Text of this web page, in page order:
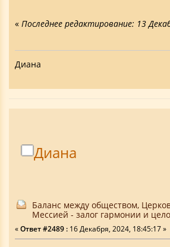
« Последнее редактирование: 13
Диана
Диана
Баланс между обществом,
Мессией - залог гармонии и
«Ответ #2489 : 16 Декабря, 2024, 18:45:17 »